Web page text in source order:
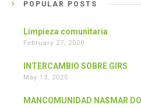
POPULAR POSTS
Limpieza comunitaria
February 27, 2020
INTERCAMBIO SOBRE GIRS
May 13, 2020
MANCOMUNIDAD NASMAR